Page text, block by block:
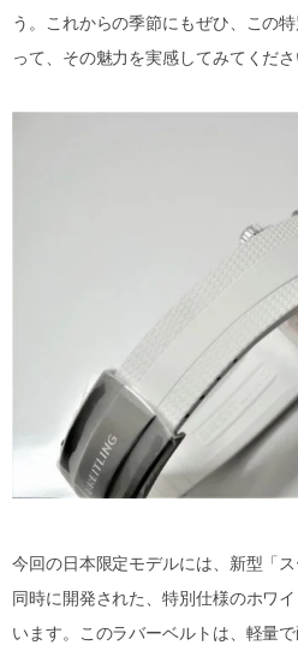
う。これからの季節にもぜひ、この
って、その魅力を実感してみてくださ
今回の日本限定モデルには、新型「
同時に開発された、特別仕様のホワ
います。このラバーベルトは、軽量